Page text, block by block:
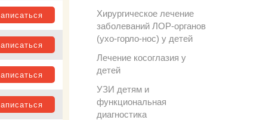
Хирургическое лечение
заболеваний ЛОР-органов
(ухо-горло-нос) у детей
Лечение косоглазия у
детей
УЗИ детям и
функциональная
диагностика